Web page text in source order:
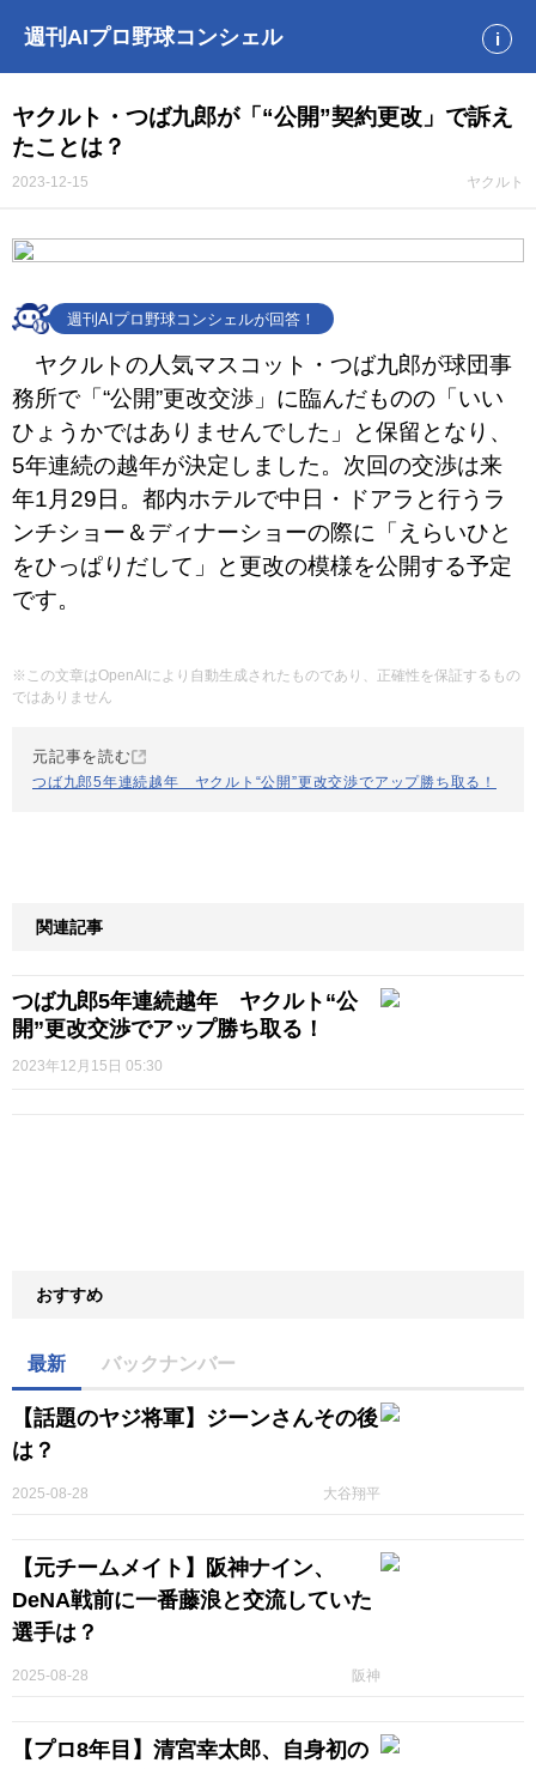
週刊AIプロ野球コンシェル i
ヤクルト・つば九郎が「“公開”契約更改」で訴え
たことは？
2023-12-15 ヤクルト
週刊AIプロ野球コンシェルが回答！
ヤクルトの人気マスコット・つば九郎が球団事
務所で「“公開”更改交渉」に臨んだものの「いい
ひょうかではありませんでした」と保留となり、
5年連続の越年が決定しました。次回の交渉は来
年1月29日。都内ホテルで中日・ドアラと行うラ
ンチショー＆ディナーショーの際に「えらいひと
をひっぱりだして」と更改の模様を公開する予定
です。
※この文章はOpenAIにより自動生成されたものであり、正確性を保証するもの
ではありません
元記事を読む
つば九郎5年連続越年 ヤクルト“公開”更改交渉でアップ勝ち取る！
関連記事
つば九郎5年連続越年 ヤクルト“公
開”更改交渉でアップ勝ち取る！
2023年12月15日 05:30
おすすめ
最新 バックナンバー
【話題のヤジ将軍】ジーンさんその後
は？
大谷翔平
2025-08-28
【元チームメイト】阪神ナイン、
DeNA戦前に一番藤浪と交流していた
選手は？
阪神
2025-08-28
【プロ8年目】清宮幸太郎、自身初の